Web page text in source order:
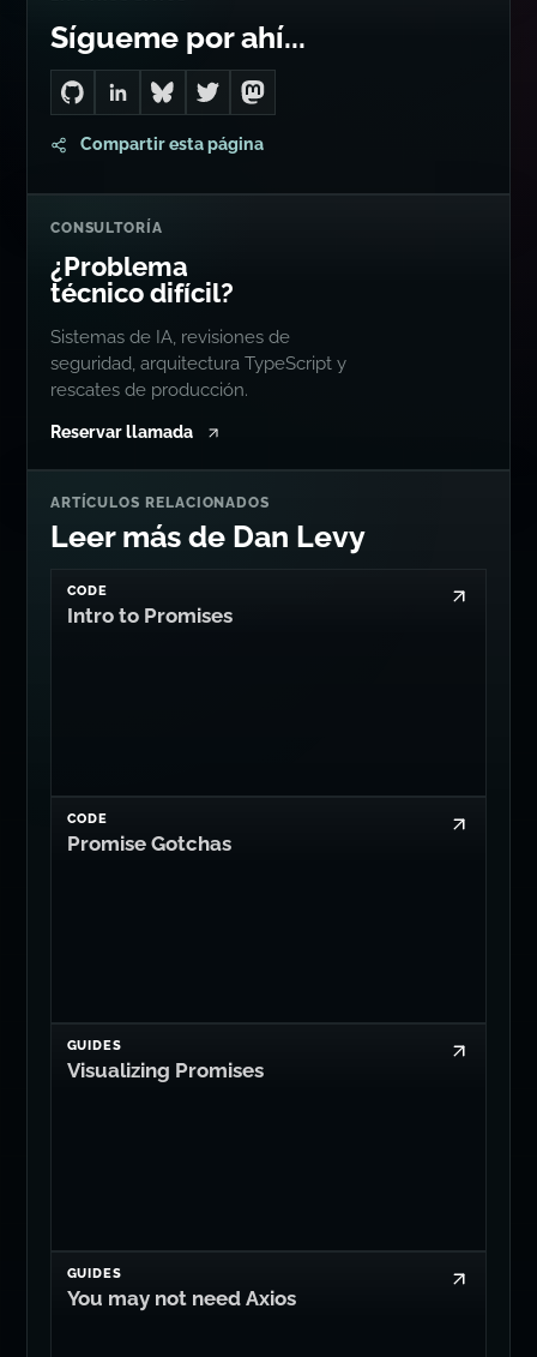
Sígueme por ahí...
Go to Dan's GitHub
Connect with me on LinkedIn
Follow me on Bluesky
Follow me on Twitter
Follow me on Mastodon
Compartir esta página
CONSULTORÍA
¿Problema
técnico difícil?
Sistemas de IA, revisiones de
seguridad, arquitectura TypeScript y
rescates de producción.
Reservar llamada
ARTÍCULOS RELACIONADOS
Leer más de Dan Levy
CODE
Intro to Promises
CODE
Promise Gotchas
GUIDES
Visualizing Promises
GUIDES
You may not need Axios